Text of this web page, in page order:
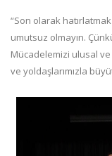
“Son olarak
umutsuz olmayın.
Mücadelemizi ulusal ve
ve yoldaşlarımızla